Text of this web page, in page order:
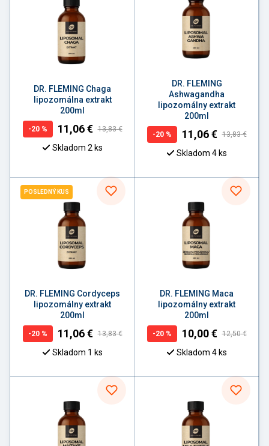
DR. FLEMING Chaga
lipozomálna extrakt
200ml
-20% 11,06€ 13,83€
Skladom 2 ks
DR. FLEMING
Ashwagandha
lipozomálny extrakt
200ml
-20% 11,06€ 13,83€
Skladom 4 ks
POSLEDNÝ KUS
DR. FLEMING Cordyceps
lipozomálny extrakt
200ml
-20% 11,06€ 13,83€
Skladom 1 ks
DR. FLEMING Maca
lipozomálny extrakt
200ml
-20% 10,00€ 12,50€
Skladom 4 ks